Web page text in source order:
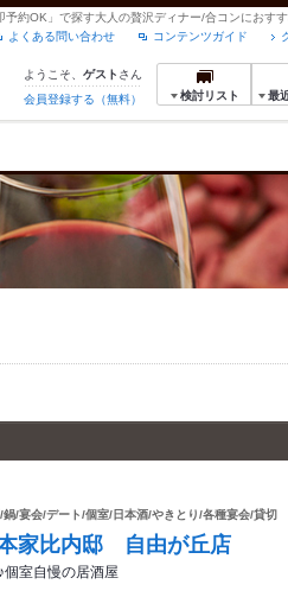
約OK」で探す大人の贅沢ディナー/合コンにおす
コンテンツガイド
よくある問い合わせ
ようこそ、 ゲスト さん
会員登録する（無料）
検討リスト 最
/宴会/デート/個室/日本酒/やきとり/各種宴会/貸切
家比内邸 自由が丘店
室自慢の居酒屋